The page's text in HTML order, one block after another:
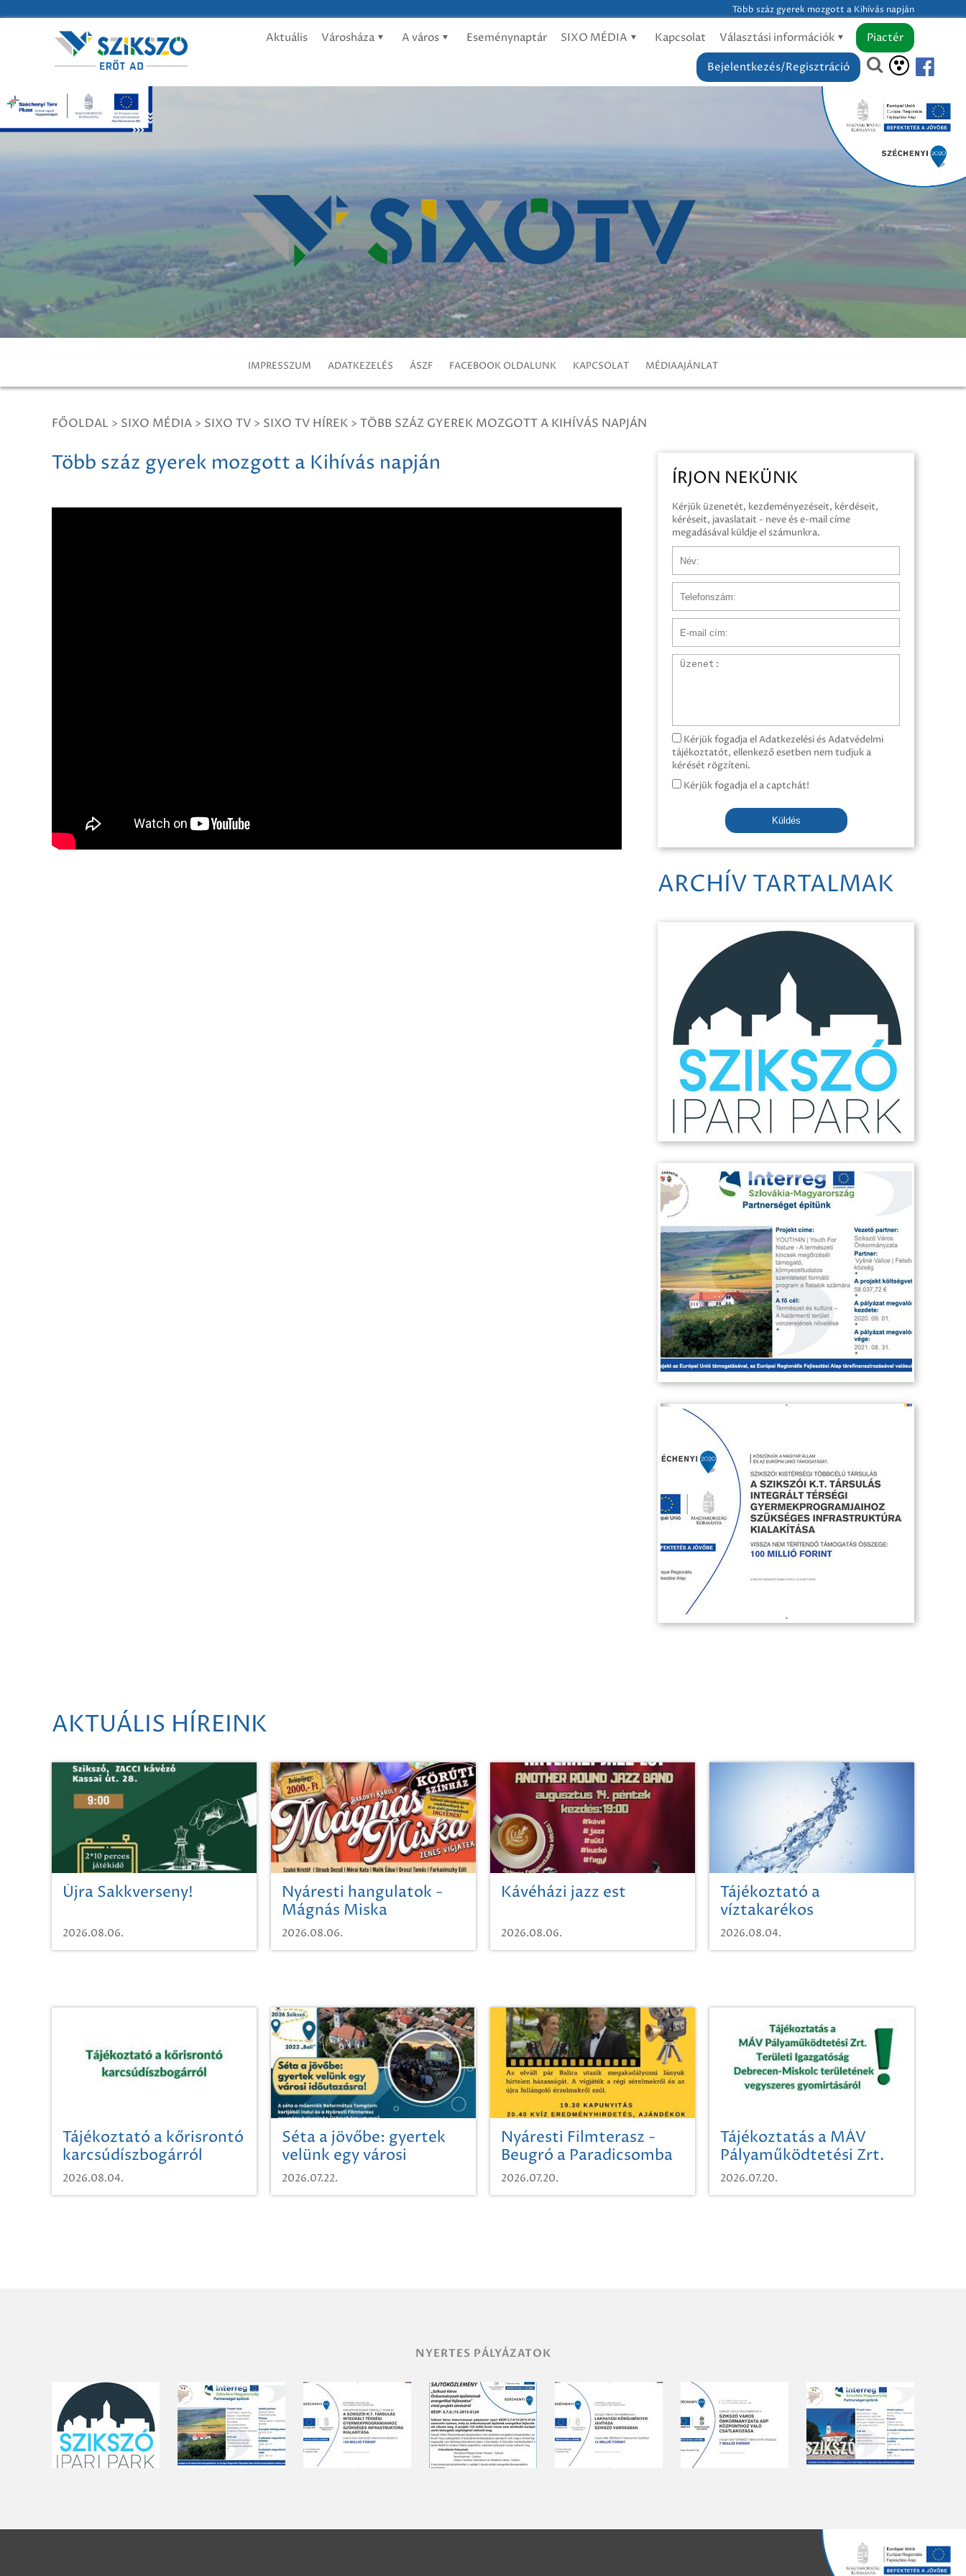
Több száz gyerek mozgott a Kihívás napján
Aktuális Városháza A város Eseménynaptár SIXO MÉDIA Kapcsolat Választási információk
Piactér
Bejelentkezés/Regisztráció
IMPRESSZUM ADATKEZELÉS ÁSZF FACEBOOK OLDALUNK KAPCSOLAT MÉDIAAJÁNLAT
FŐOLDAL > SIXO MÉDIA > SIXO TV > SIXO TV HÍREK > TÖBB SZÁZ GYEREK MOZGOTT A KIHÍVÁS NAPJÁN
Több száz gyerek mozgott a Kihívás napján
ÍRJON NEKÜNK
Kérjük üzenetét, kezdeményezéseit, kérdéseit,
kéréseit, javaslatait - neve és e-mail címe
megadásával küldje el számunkra.
Üzenet
Kérjük fogadja el Adatkezelési és Adatvédelmi
tájékoztatót, ellenkező esetben nem tudjuk a
kérését rögzíteni.
Kérjük fogadja el a captchát!
Küldés
ARCHÍV TARTALMAK
AKTUÁLIS HÍREINK
Újra Sakkverseny!
2026.08.06.
Nyáresti hangulatok -
Mágnás Miska
2026.08.06.
Kávéházi jazz est
2026.08.06.
Tájékoztató a
víztakarékos
vízhasználatról
2026.08.04.
Tájékoztató a kőrisrontó
karcsúdíszbogárról
2026.08.04.
Séta a jövőbe: gyertek
velünk egy városi
időutazásra!
2026.07.22.
Nyáresti Filmterasz -
Beugró a Paradicsomba
2026.07.20.
Tájékoztatás a MÁV
Pályaműködtetési Zrt.
Területi Igazgatóság
Debrecen-Miskolc
2026.07.20.
NYERTES PÁLYÁZATOK